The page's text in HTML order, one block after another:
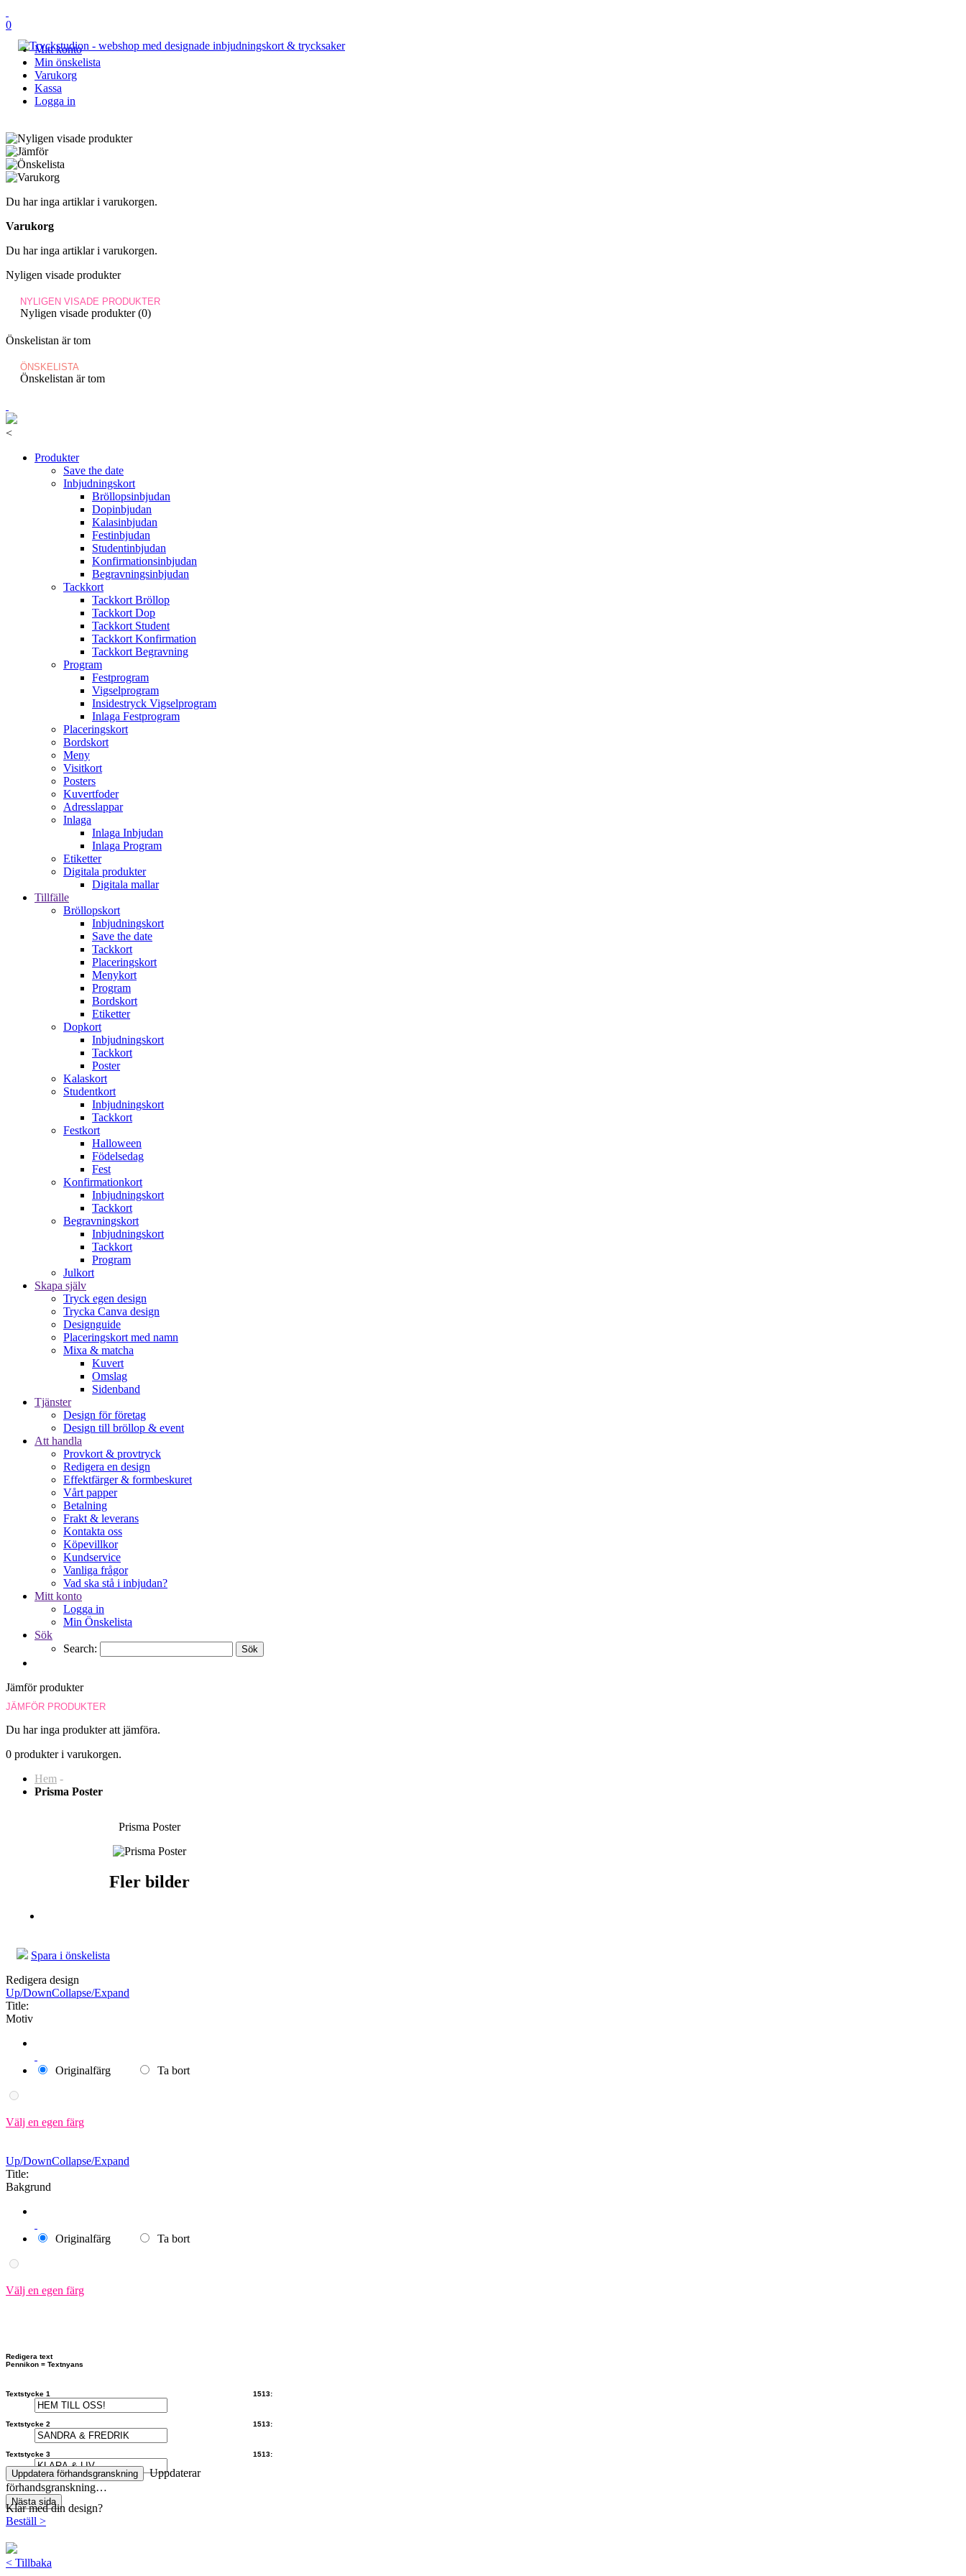
0
Mitt konto
Min önskelista
Varukorg
Kassa
Logga in
Du har inga artiklar i varukorgen.
Varukorg
Du har inga artiklar i varukorgen.
Nyligen visade produkter
NYLIGEN VISADE PRODUKTER
Nyligen visade produkter (0)
Önskelistan är tom
ÖNSKELISTA
Önskelistan är tom
<
Produkter
Save the date
Inbjudningskort
Bröllopsinbjudan
Dopinbjudan
Kalasinbjudan
Festinbjudan
Studentinbjudan
Konfirmationsinbjudan
Begravningsinbjudan
Tackkort
Tackkort Bröllop
Tackkort Dop
Tackkort Student
Tackkort Konfirmation
Tackkort Begravning
Program
Festprogram
Vigselprogram
Insidestryck Vigselprogram
Inlaga Festprogram
Placeringskort
Bordskort
Meny
Visitkort
Posters
Kuvertfoder
Adresslappar
Inlaga
Inlaga Inbjudan
Inlaga Program
Etiketter
Digitala produkter
Digitala mallar
Tillfälle
Bröllopskort
Inbjudningskort
Save the date
Tackkort
Placeringskort
Menykort
Program
Bordskort
Etiketter
Dopkort
Inbjudningskort
Tackkort
Poster
Kalaskort
Studentkort
Inbjudningskort
Tackkort
Festkort
Halloween
Födelsedag
Fest
Konfirmationkort
Inbjudningskort
Tackkort
Begravningskort
Inbjudningskort
Tackkort
Program
Julkort
Skapa själv
Tryck egen design
Trycka Canva design
Designguide
Placeringskort med namn
Mixa & matcha
Kuvert
Omslag
Sidenband
Tjänster
Design för företag
Design till bröllop & event
Att handla
Provkort & provtryck
Redigera en design
Effektfärger & formbeskuret
Vårt papper
Betalning
Frakt & leverans
Kontakta oss
Köpevillkor
Kundservice
Vanliga frågor
Vad ska stå i inbjudan?
Mitt konto
Logga in
Min Önskelista
Sök
Search:
Sök
Jämför produkter
JÄMFÖR PRODUKTER
Du har inga produkter att jämföra.
0 produkter i varukorgen.
Hem -
Prisma Poster
Prisma Poster
Fler bilder
Spara i önskelista
Redigera design
Up/DownCollapse/Expand
Title:
Motiv
Originalfärg Ta bort
Välj en egen färg
Up/DownCollapse/Expand
Title:
Bakgrund
Originalfärg Ta bort
Välj en egen färg
Redigera text
Pennikon = Textnyans
Textstycke 1 1513:
Textstycke 2 1513:
Textstycke 3 1513:
Uppdatera förhandsgranskning
Uppdaterar
förhandsgranskning…
Nästa sida
Klar med din design?
Beställ >
< Tillbaka